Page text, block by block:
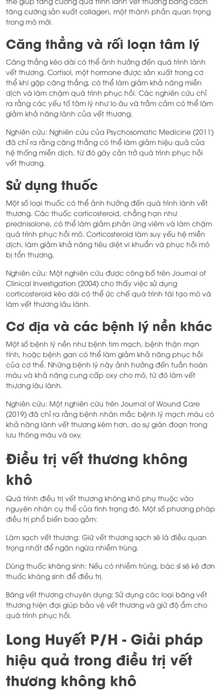
tăng cường sản xuất collagen, một thành phần quan trọng
trong mô mới.
Căng thẳng và rối loạn tâm lý
Căng thẳng kéo dài có thể ảnh hưởng đến quá trình lành
vết thương. Cortisol, một hormone được sản xuất trong cơ
thể khi gặp căng thẳng, có thể làm giảm khả năng miễn
dịch và làm chậm quá trình phục hồi. Các nghiên cứu chỉ
ra rằng các yếu tố tâm lý như lo âu và trầm cảm có thể làm
giảm khả năng lành của vết thương.
Nghiên cứu: Nghiên cứu của Psychosomatic Medicine (2011)
đã chỉ ra rằng căng thẳng có thể làm giảm hiệu quả của
hệ thống miễn dịch, từ đó gây cản trở quá trình phục hồi
vết thương.
Sử dụng thuốc
Một số loại thuốc có thể ảnh hưởng đến quá trình lành vết
thương. Các thuốc corticosteroid, chẳng hạn như
prednisolone, có thể làm giảm phản ứng viêm và làm chậm
quá trình phục hồi mô. Corticosteroid làm suy yếu hệ miễn
dịch, làm giảm khả năng tiêu diệt vi khuẩn và phục hồi mô
bị tổn thương.
Nghiên cứu: Một nghiên cứu được công bố trên Journal of
Clinical Investigation (2004) cho thấy việc sử dụng
corticosteroid kéo dài có thể ức chế quá trình tái tạo mô và
làm vết thương lâu lành.
Cơ địa và các bệnh lý nền khác
Một số bệnh lý nền như bệnh tim mạch, bệnh thận mạn
tính, hoặc bệnh gan có thể làm giảm khả năng phục hồi
của cơ thể. Những bệnh lý này ảnh hưởng đến tuần hoàn
máu và khả năng cung cấp oxy cho mô, từ đó làm vết
thương lâu lành.
Nghiên cứu: Một nghiên cứu trên Journal of Wound Care
(2019) đã chỉ ra rằng bệnh nhân mắc bệnh lý mạch máu có
khả năng lành vết thương kém hơn, do sự gián đoạn trong
lưu thông máu và oxy.
Điều trị vết thương không
khô
Quá trình điều trị vết thương không khô phụ thuộc vào
nguyên nhân cụ thể của tình trạng đó. Một số phương pháp
điều trị phổ biến bao gồm:
Làm sạch vết thương: Giữ vết thương sạch sẽ là điều quan
trọng nhất để ngăn ngừa nhiễm trùng.
Dùng thuốc kháng sinh: Nếu có nhiễm trùng, bác sĩ sẽ kê đơn
thuốc kháng sinh để điều trị.
Băng vết thương chuyên dụng: Sử dụng các loại băng vết
thương hiện đại giúp bảo vệ vết thương và giữ độ ẩm cho
quá trình phục hồi.
Long Huyết P/H - Giải pháp
hiệu quả trong điều trị vết
thương không khô